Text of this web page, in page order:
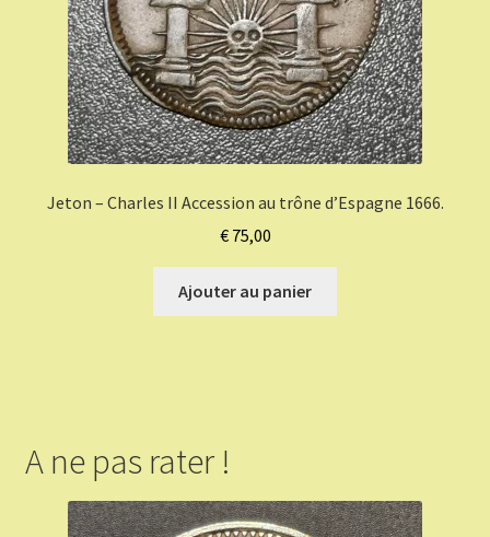
Jeton – Charles II Accession au trône d’Espagne 1666.
€75,00
Ajouter au panier
A ne pas rater !